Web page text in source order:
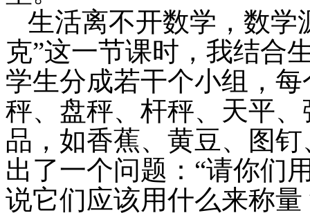
生活离不开数学，数学
克”这一节课时，我结合
学生分成若干个小组，
秤、盘秤、杆秤、天平
品，如香蕉、黄豆、图
出了一个问题：“请你们
说它们应该用什么来称